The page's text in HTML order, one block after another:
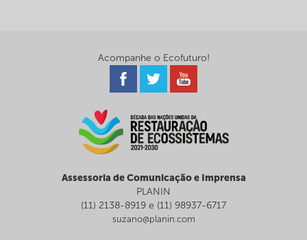
Acompanhe o Ecofuturo!
Assessoria de Comunicação e Imprensa
PLANIN
(11) 2138-8919 e (11) 98937-6717
suzano@planin.com